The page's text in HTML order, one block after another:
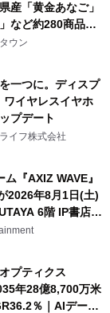
産「黄金あなご」
など約280商品を
の定例企画～
ウン
一つに。ディスプ
イヤレスイヤホ
プデート
イフ株式会社
『AXIZ WAVE』
2026年8月1日(土)
6階 IP書店で
プティクス
年28億8,700万米
％｜AIデータ